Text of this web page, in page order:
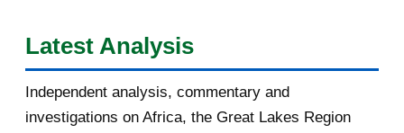
Latest Analysis
Independent analysis, commentary and
investigations on Africa, the Great Lakes Region